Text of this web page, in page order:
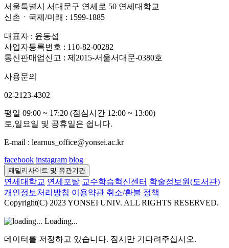
서울특별시 서대문구 연세로 50 연세대학교
신촌ㆍ국제/미래 : 1599-1885
대표자 : 윤동섭
사업자등록번호 : 110-82-00282
통신판매업신고 : 제2015-서울서대문-0380호
사용문의
02-2123-4302
평일 09:00 ~ 17:20 (점심시간 12:00 ~ 13:00)
토,일요일 및 공휴일은 쉽니다.
E-mail : learnus_office@yonsei.ac.kr
facebook instagram blog
패밀리사이트 및 유관기관
연세대학교 연세포탈 교수학습혁신센터 학술정보원(도서관)
개인정보처리방침 이용약관 취소/환불 정책
Copyright(C) 2023 YONSEI UNIV. ALL RIGHTS RESERVED.
Loading...
데이터를 저장하고 있습니다. 잠시만 기다려주십시오.